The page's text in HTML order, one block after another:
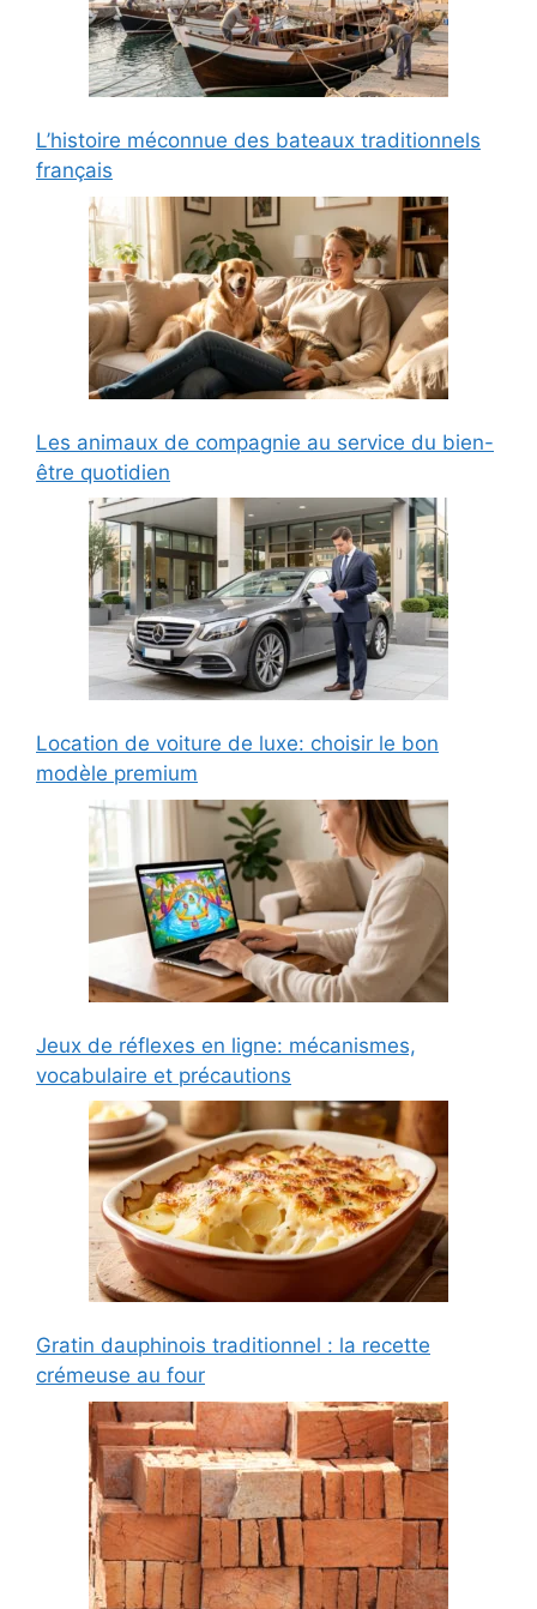
L’histoire méconnue des bateaux traditionnels
français
Les animaux de compagnie au service du bien-
être quotidien
Location de voiture de luxe: choisir le bon
modèle premium
Jeux de réflexes en ligne: mécanismes,
vocabulaire et précautions
Gratin dauphinois traditionnel : la recette
crémeuse au four